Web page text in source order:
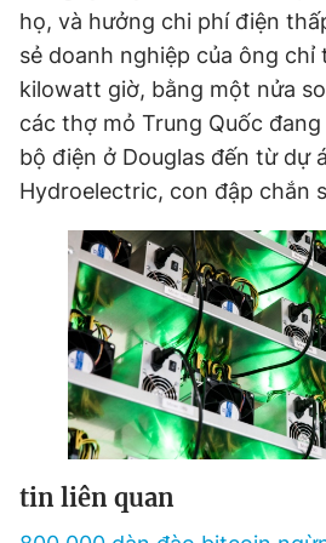
họ, và hưởng chi phí điện
sẻ doanh nghiệp của ông chỉ
kilowatt giờ, bằng một nửa
các thợ mỏ Trung Quốc
bộ điện ở Douglas đến từ dự
Hydroelectric, con đập chắn
tin liên quan